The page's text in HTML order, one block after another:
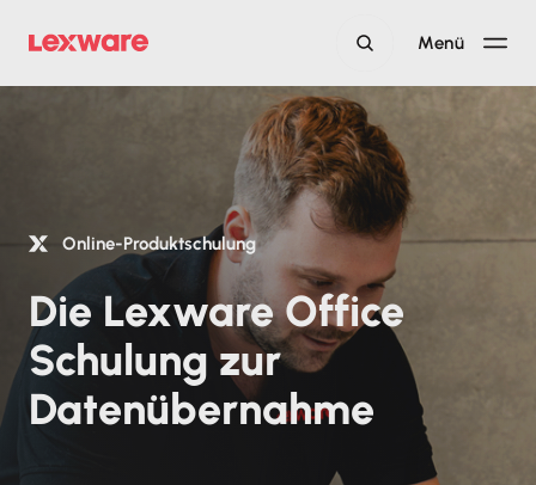
Menü
Online-Produktschulung
Die Lexware Office
Schulung zur
Datenübernahme